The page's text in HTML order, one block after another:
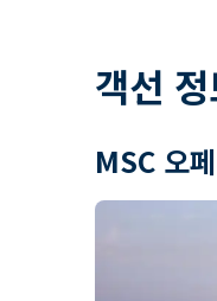
객선
MSC 오